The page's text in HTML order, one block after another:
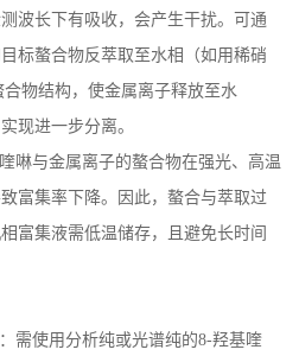
波长下有吸收，会产生干扰。可通
标螯合物反萃取至水相（如用稀硝
物结构，使金属离子释放至水
现进一步分离。
啉与金属离子的螯合物在强光、高温
富集率下降。因此，螯合与萃取过
富集液需低温储存，且避免长时间
需使用分析纯或光谱纯的8-羟基喹